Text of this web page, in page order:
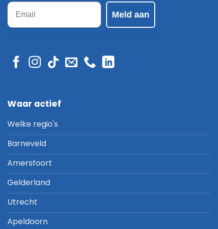
Email
Meld aan
Waar actief
Welke regio's
Barneveld
Amersfoort
Gelderland
Utrecht
Apeldoorn